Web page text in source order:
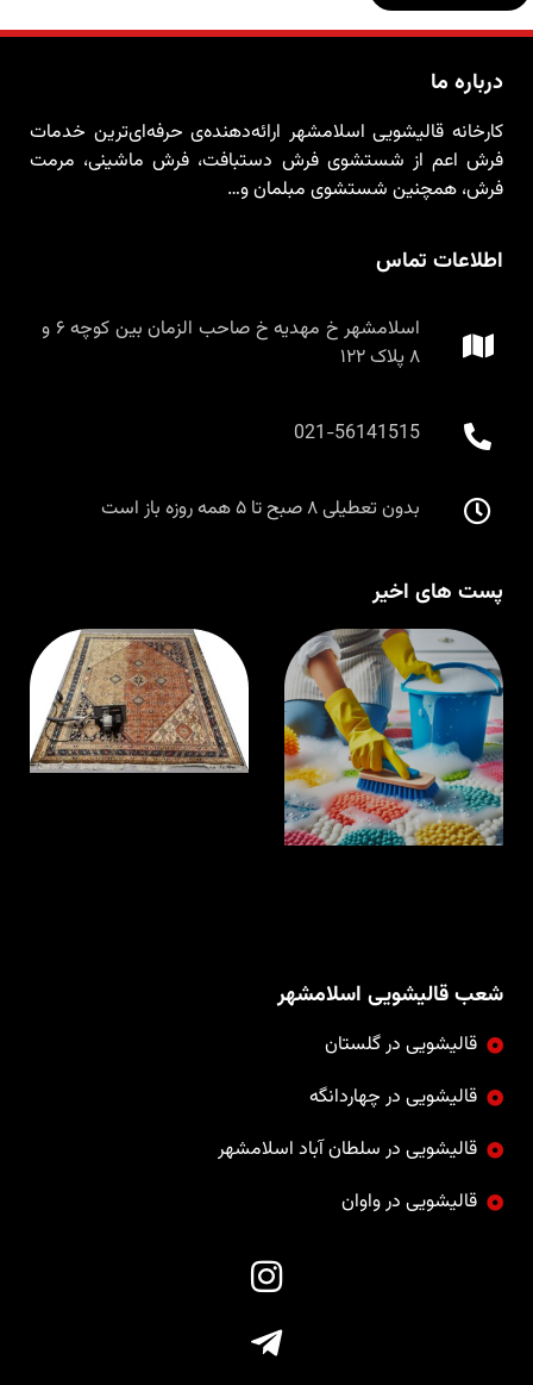
درباره ما
کارخانه قالیشویی اسلامشهر ارائه‌دهنده‌ی حرفه‌ای‌ترین خدمات
فرش اعم از شستشوی فرش دستبافت، فرش ماشینی، مرمت
فرش، همچنین شستشوی مبلمان و…
اطلاعات تماس
اسلامشهر خ مهدیه خ صاحب الزمان بین کوچه ۶ و
۸ پلاک ۱۲۲
021-56141515
بدون تعطیلی ۸ صبح تا ۵ همه روزه باز است
پست های اخیر
قالیشویی در
اسلامشهر با
مواد نانو و
ضدحساسیت
شعب قالیشویی اسلامشهر
قالیشویی در گلستان
قالیشویی در چهاردانگه
قالیشویی در سلطان آباد اسلامشهر
قالیشویی در واوان